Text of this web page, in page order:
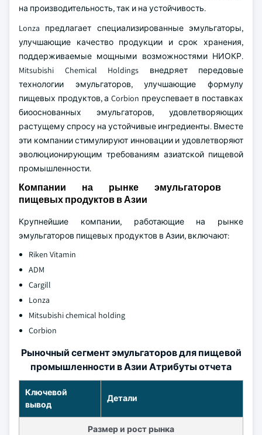
на производительность, так и на устойчивость.
Lonza предлагает специализированные эмульгаторы,
улучшающие качество продукции и срок хранения,
поддерживаемые мощными возможностями НИОКР.
Mitsubishi Chemical Holdings внедряет передовые
технологии эмульгаторов, улучшающие формулу
пищевых продуктов, а Corbion преуспевает в поставках
биооснованных эмульгаторов, удовлетворяющих
растущему спросу на устойчивые ингредиенты. Вместе
эти компании стимулируют инновации и удовлетворяют
эволюционирующим требованиям азиатской пищевой
промышленности.
Компании на рынке эмульгаторов
пищевых продуктов в Азии
Крупнейшие компании, работающие на рынке
эмульгаторов пищевых продуктов в Азии, включают:
Riken Vitamin
ADM
Cargill
Lonza
Mitsubishi chemical holding
Corbion
Рыночный сегмент эмульгаторов для пищевой
промышленности в Азии Атрибуты отчета
Ключевой
вывод
Детали
Размер и рост рынка